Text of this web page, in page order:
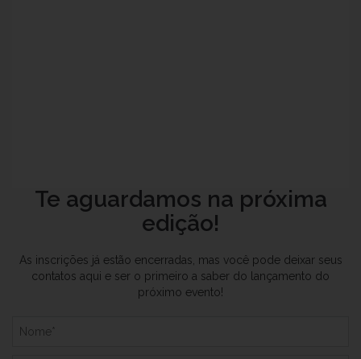
Te aguardamos na próxima
edição!
As inscrições já estão encerradas, mas você pode deixar seus
contatos aqui e ser o primeiro a saber do lançamento do
próximo evento!